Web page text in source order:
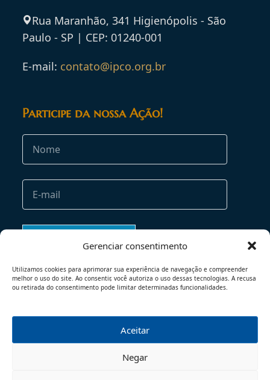
Gerenciar consentimento
Utilizamos cookies para aprimorar sua experiência de navegação e compreender
melhor o uso do site. Ao consentir, você autoriza o uso dessas tecnologias. A recusa
ou retirada do consentimento pode limitar determinadas funcionalidades.
Aceitar
Negar
Rua Maranhão, 341 Higienópolis - São
Paulo - SP | CEP: 01240-001
E-mail: contato@ipco.org.br
Participe da nossa Ação!
POLÍTICA DE PRIVACIDADE
© 2026 - TODOS OS DIREITOS RESERVADOS